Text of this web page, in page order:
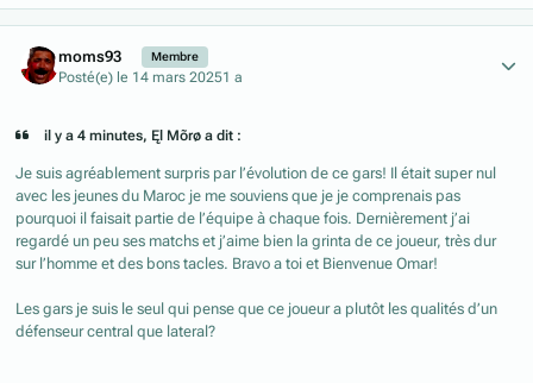
moms93 Membre
Posté(e) le 14 mars 20251 a
il y a 4 minutes, Ęl Mõrø a dit :
Je suis agréablement surpris par l’évolution de ce gars! Il était super nul
avec les jeunes du Maroc je me souviens que je je comprenais pas
pourquoi il faisait partie de l’équipe à chaque fois. Dernièrement j’ai
regardé un peu ses matchs et j’aime bien la grinta de ce joueur, très dur
sur l’homme et des bons tacles. Bravo a toi et Bienvenue Omar!
Les gars je suis le seul qui pense que ce joueur a plutôt les qualités d’un
défenseur central que lateral?